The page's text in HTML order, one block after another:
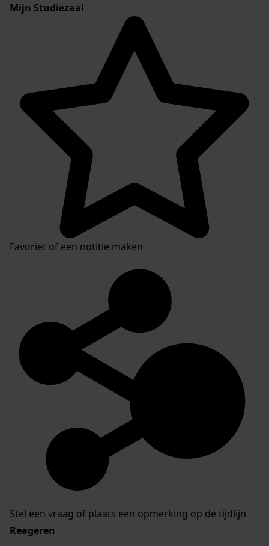
Mijn Studiezaal
Favoriet of een notitie maken
Stel een vraag of plaats een opmerking op de tijdlijn
Reageren